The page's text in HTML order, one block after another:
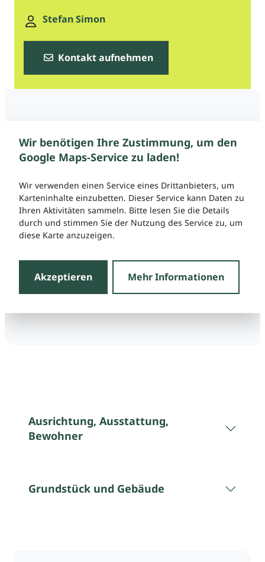
Stefan Simon
Kontakt aufnehmen
Wir benötigen Ihre Zustimmung, um den
Google Maps-Service zu laden!
Wir verwenden einen Service eines Drittanbieters, um
Karteninhalte einzubetten. Dieser Service kann Daten zu
Ihren Aktivitäten sammeln. Bitte lesen Sie die Details
durch und stimmen Sie der Nutzung des Service zu, um
diese Karte anzuzeigen.
Akzeptieren Mehr Informationen
Ausrichtung, Ausstattung,
Bewohner
Grundstück und Gebäude